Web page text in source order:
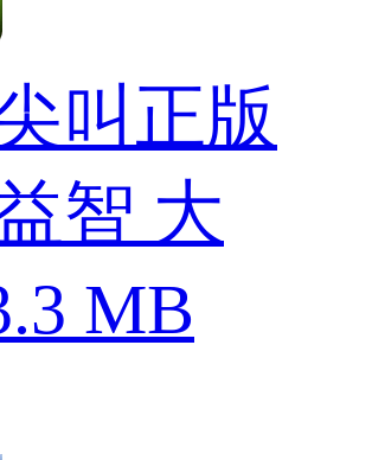
叫正版
智 大
MB